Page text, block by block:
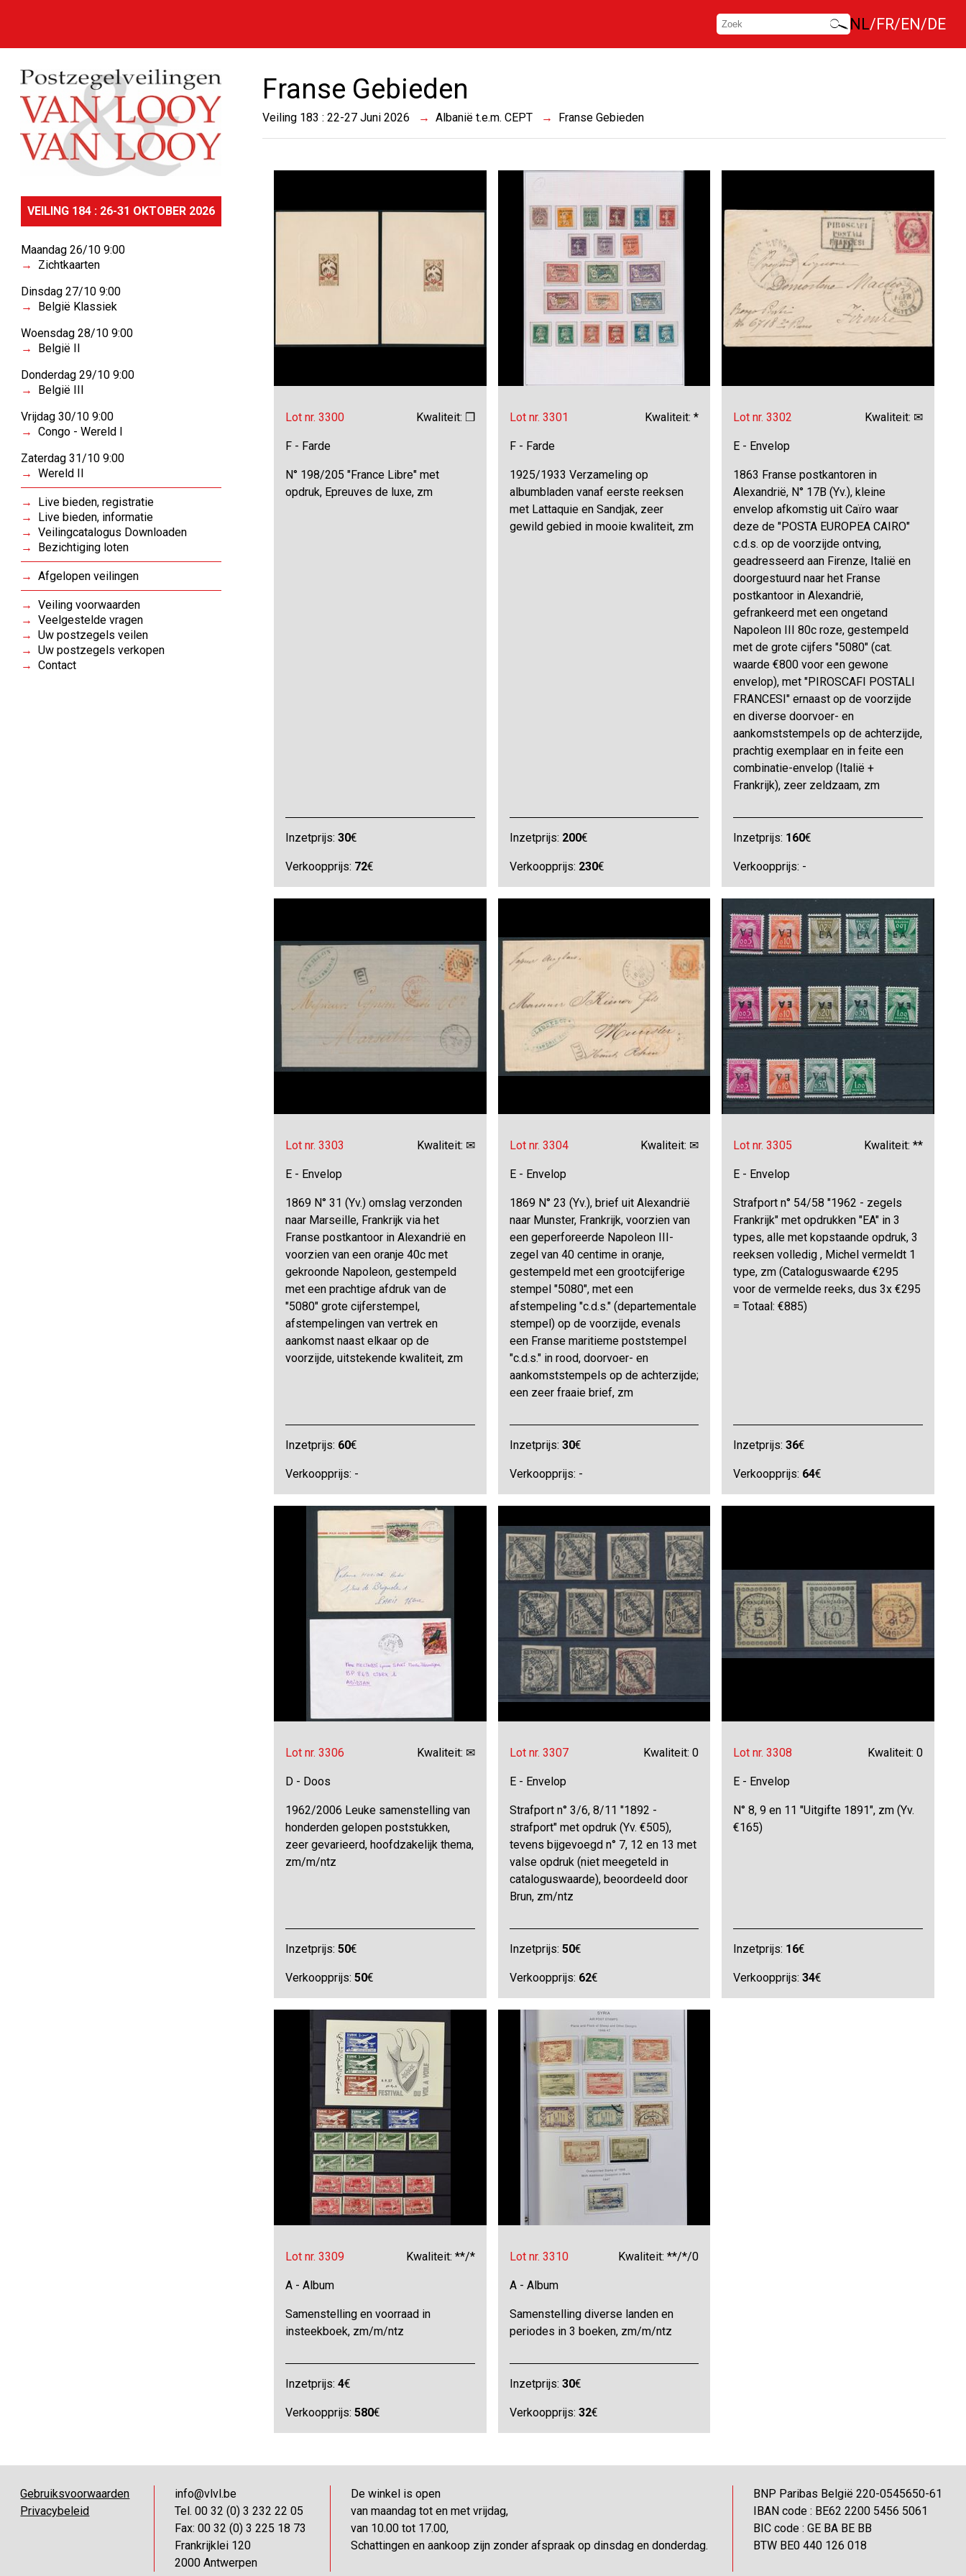
NL FR EN DE
VEILING 184 : 26-31 OKTOBER 2026
Maandag 26/10 9:00
Zichtkaarten
Dinsdag 27/10 9:00
België Klassiek
Woensdag 28/10 9:00
België II
Donderdag 29/10 9:00
België III
Vrijdag 30/10 9:00
Congo - Wereld I
Zaterdag 31/10 9:00
Wereld II
Live bieden, registratie
Live bieden, informatie
Veilingcatalogus Downloaden
Bezichtiging loten
Afgelopen veilingen
Veiling voorwaarden
Veelgestelde vragen
Uw postzegels veilen
Uw postzegels verkopen
Contact
Franse Gebieden
Veiling 183 : 22-27 Juni 2026 Albanië t.e.m. CEPT Franse Gebieden
Lot nr. 3300 Kwaliteit: ❒
F - Farde
N° 198/205 "France Libre" met
opdruk, Epreuves de luxe, zm
Inzetprijs:30€
Verkoopprijs: 72€
Lot nr. 3301 Kwaliteit: *
F - Farde
1925/1933 Verzameling op
albumbladen vanaf eerste reeksen
met Lattaquie en Sandjak, zeer
gewild gebied in mooie kwaliteit, zm
Inzetprijs: 200€
Verkoopprijs: 230€
Lot nr. 3302 Kwaliteit: ✉
E - Envelop
1863 Franse postkantoren in
Alexandrië, N° 17B (Yv.), kleine
envelop afkomstig uit Caïro waar
deze de "POSTA EUROPEA CAIRO"
c.d.s. op de voorzijde ontving,
geadresseerd aan Firenze, Italië en
doorgestuurd naar het Franse
postkantoor in Alexandrië,
gefrankeerd met een ongetand
Napoleon III 80c roze, gestempeld
met de grote cijfers "5080" (cat.
waarde €800 voor een gewone
envelop), met "PIROSCAFI POSTALI
FRANCESI" ernaast op de voorzijde
en diverse doorvoer- en
aankomststempels op de achterzijde,
prachtig exemplaar en in feite een
combinatie-envelop (Italië +
Frankrijk), zeer zeldzaam, zm
Inzetprijs: 160€
Verkoopprijs: -
Lot nr. 3303 Kwaliteit: ✉
E - Envelop
1869 N° 31 (Yv.) omslag verzonden
naar Marseille, Frankrijk via het
Franse postkantoor in Alexandrië en
voorzien van een oranje 40c met
gekroonde Napoleon, gestempeld
met een prachtige afdruk van de
"5080" grote cijferstempel,
afstempelingen van vertrek en
aankomst naast elkaar op de
voorzijde, uitstekende kwaliteit, zm
Inzetprijs: 60€
Verkoopprijs: -
Lot nr. 3304 Kwaliteit: ✉
E - Envelop
1869 N° 23 (Yv.), brief uit Alexandrië
naar Munster, Frankrijk, voorzien van
een geperforeerde Napoleon III-
zegel van 40 centime in oranje,
gestempeld met een grootcijferige
stempel "5080", met een
afstempeling "c.d.s." (departementale
stempel) op de voorzijde, evenals
een Franse maritieme poststempel
"c.d.s." in rood, doorvoer- en
aankomststempels op de achterzijde;
een zeer fraaie brief, zm
Inzetprijs: 30€
Verkoopprijs: -
Lot nr. 3305 Kwaliteit: **
E - Envelop
Strafport n° 54/58 "1962 - zegels
Frankrijk" met opdrukken "EA" in 3
types, alle met kopstaande opdruk, 3
reeksen volledig , Michel vermeldt 1
type, zm (Cataloguswaarde €295
voor de vermelde reeks, dus 3x €295
= Totaal: €885)
Inzetprijs:36€
Verkoopprijs: 64€
Lot nr. 3306 Kwaliteit: ✉
D - Doos
1962/2006 Leuke samenstelling van
honderden gelopen poststukken,
zeer gevarieerd, hoofdzakelijk thema,
zm/m/ntz
Inzetprijs:50€
Verkoopprijs:50€
Lot nr. 3307 Kwaliteit: 0
E - Envelop
Strafport n° 3/6, 8/11 "1892 -
strafport" met opdruk (Yv. €505),
tevens bijgevoegd n° 7, 12 en 13 met
valse opdruk (niet meegeteld in
cataloguswaarde), beoordeeld door
Brun, zm/ntz
Inzetprijs: 50€
Verkoopprijs: 62€
Lot nr. 3308 Kwaliteit: 0
E - Envelop
N° 8, 9 en 11 "Uitgifte 1891", zm (Yv.
€165)
Inzetprijs: 16€
Verkoopprijs:34€
Lot nr. 3309 Kwaliteit: **/*
A - Album
Samenstelling en voorraad in
insteekboek, zm/m/ntz
Inzetprijs:4€
Verkoopprijs:580€
Lot nr. 3310 Kwaliteit: **/*/0
A - Album
Samenstelling diverse landen en
periodes in 3 boeken, zm/m/ntz
Inzetprijs: 30€
Verkoopprijs: 32€
Gebruiksvoorwaarden
Privacybeleid
info@vlvl.be
Tel. 00 32 (0) 3 232 22 05
Fax: 00 32 (0) 3 225 18 73
Frankrijklei 120
2000 Antwerpen
De winkel is open
van maandag tot en met vrijdag,
van 10.00 tot 17.00,
Schattingen en aankoop zijn zonder afspraak op dinsdag en donderdag.
BNP Paribas België 220-0545650-61
IBAN code : BE62 2200 5456 5061
BIC code : GE BA BE BB
BTW BE0 440 126 018